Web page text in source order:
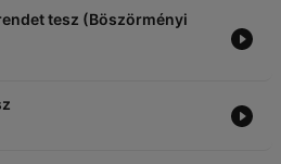
tesz (Böszörményi